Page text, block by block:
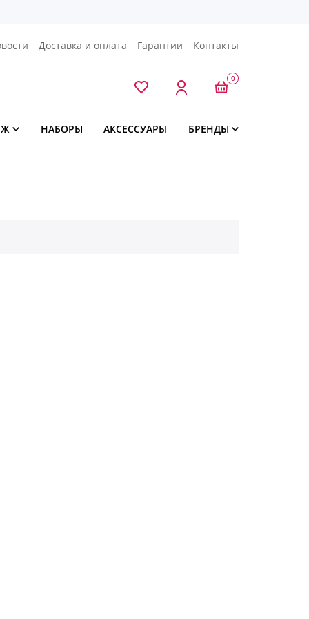
Доставка и оплата Гарантии Контакты
0
НАБОРЫ АКСЕССУАРЫ БРЕНДЫ